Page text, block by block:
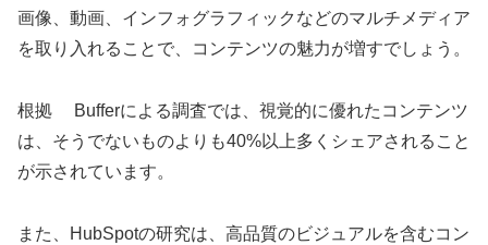
画像、動画、インフォグラフィックなどのマルチメディア
を取り入れることで、コンテンツの魅力が増すでしょう。
根拠 Bufferによる調査では、視覚的に優れたコンテンツ
は、そうでないものよりも40%以上多くシェアされること
が示されています。
また、HubSpotの研究は、高品質のビジュアルを含むコン